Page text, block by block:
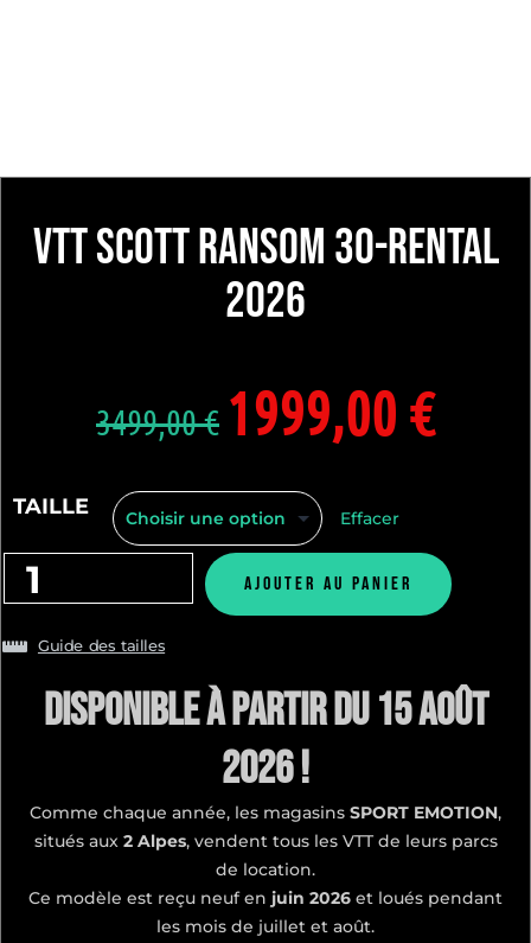
VTT SCOTT RANSOM 30-Rental
2026
3499,00€ 1999,00 €
TAILLE Effacer
Ajouter au panier
Guide des tailles
Disponible à partir du 15 Août
2026 !
Comme chaque année, les magasins SPORT EMOTION,
situés aux 2 Alpes, vendent tous les VTT de leurs parcs
de location.
Ce modèle est reçu neuf en juin 2026 et loués pendant
les mois de juillet et août.